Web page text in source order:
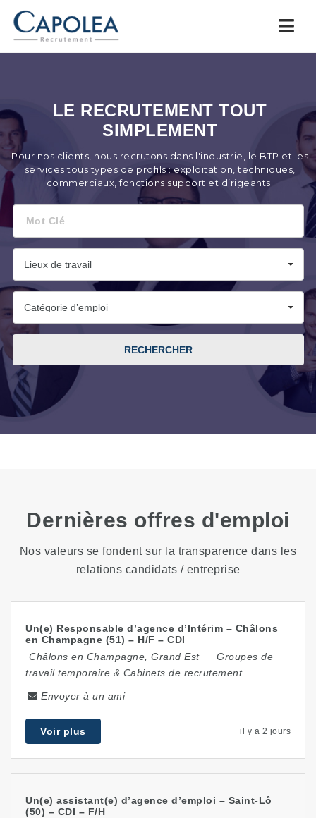
Capolea.com
LE RECRUTEMENT TOUT
SIMPLEMENT
Pour nos clients, nous recrutons dans l'industrie, le BTP et les
services tous types de profils : exploitation, techniques,
commerciaux, fonctions support et dirigeants.
Clé
Lieux de travail
Catégorie d’emploi
RECHERCHER
Dernières offres d'emploi
Nos valeurs se fondent sur la transparence dans les
relations candidats / entreprise
Un(e) Responsable d’agence d’Intérim – Châlons
en Champagne (51) – H/F – CDI
Châlons en Champagne Grand Est
Groupes de
travail temporaire & Cabinets de recrutement
Envoyer à un ami
Voir plus il y a 2 jours
Un(e) assistant(e) d’agence d’emploi – Saint-Lô
(50) – CDI – F/H